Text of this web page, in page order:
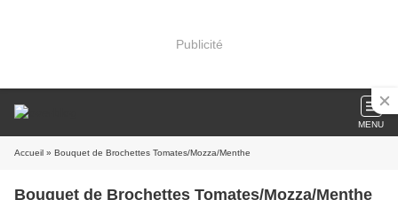
Publicité
MENU
Accueil » Bouquet de Brochettes Tomates/Mozza/Menthe
Bouquet de Brochettes Tomates/Mozza/Menthe